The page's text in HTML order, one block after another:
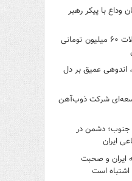
وداع با پیکر رهبر
پرداخت مرحله اول تسهیلات ۶۰ میلیون تومانی
اندوهی عمیق بر دل
شرکت ذوب‌آهن
جنوب؛ دشمن در
ایران
ایران و صحبت
اشتباه است